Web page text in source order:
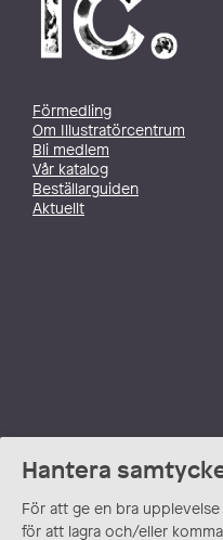
Hantera
För att ge en bra
för att lagra och/eller
Förmedling
Om Illustratörcentrum
Bli medlem
Vår katalog
Beställarguiden
Aktuellt